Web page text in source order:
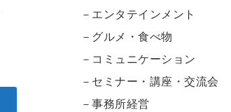
－エンタテインメント
－グルメ・食べ物
－コミュニケーション
－セミナー・講座・交流会
－事務所経営